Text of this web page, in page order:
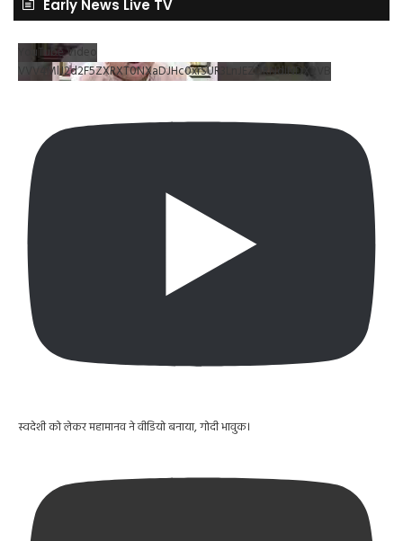
Early News Live TV
YouTube Video
VVV4MlJ2d2F5ZXRXT0NXaDJHc0xrSUR3LnJEZDRNdlNDX2VB
स्वदेशी को लेकर महामानव ने वीडियो बनाया, गोदी भावुक।